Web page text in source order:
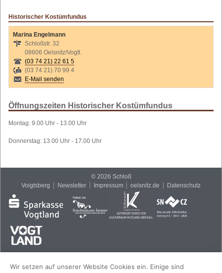
Historischer Kostümfundus
Marina Engelmann
Schloßstr. 32
08606 Oelsnitz/Vogtl.
(03 74 21) 22 61 5
(03 74 21) 70 99 4
E-Mail senden
Öffnungszeiten Historischer Kostümfundus
Montag: 9.00 Uhr - 13.00 Uhr
Donnerstag: 13.00 Uhr - 17.00 Uhr
© 2026 Schloß
Voigtsberg
Newsletter Impressum oelsnitz.de Datenschutz
Wir setzen auf unserer Website Cookies ein. Einige sind